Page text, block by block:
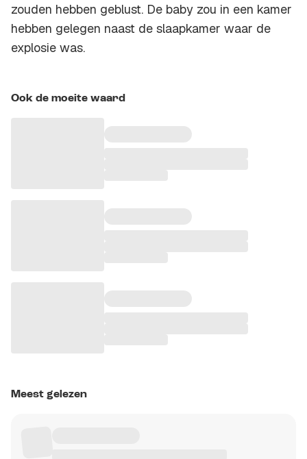
zouden hebben geblust. De baby zou in een kamer
hebben gelegen naast de slaapkamer waar de
explosie was.
Ook de moeite waard
Meest gelezen